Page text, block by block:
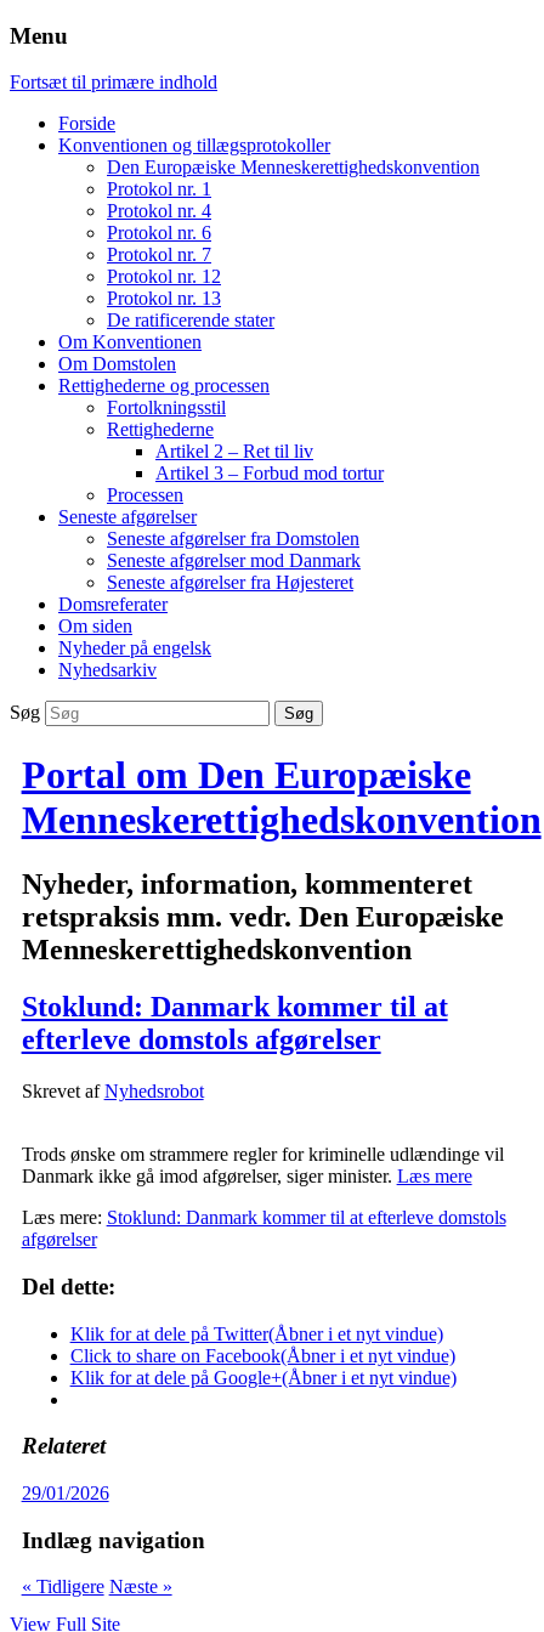
Menu
Fortsæt til primære indhold
Forside
Konventionen og tillægsprotokoller
Den Europæiske Menneskerettighedskonvention
Protokol nr. 1
Protokol nr. 4
Protokol nr. 6
Protokol nr. 7
Protokol nr. 12
Protokol nr. 13
De ratificerende stater
Om Konventionen
Om Domstolen
Rettighederne og processen
Fortolkningsstil
Rettighederne
Artikel 2 – Ret til liv
Artikel 3 – Forbud mod tortur
Processen
Seneste afgørelser
Seneste afgørelser fra Domstolen
Seneste afgørelser mod Danmark
Seneste afgørelser fra Højesteret
Domsreferater
Om siden
Nyheder på engelsk
Nyhedsarkiv
Søg
Portal om Den Europæiske
Menneskerettighedskonvention
Nyheder, information, kommenteret
retspraksis mm. vedr. Den Europæiske
Menneskerettighedskonvention
Stoklund: Danmark kommer til at
efterleve domstols afgørelser
Skrevet afNyhedsrobot
Trods ønske om strammere regler for kriminelle udlændinge vil
Danmark ikke gå imod afgørelser, siger minister. Læs mere
Læs mere: Stoklund: Danmark kommer til at efterleve domstols
afgørelser
Del dette:
Klik for at dele på Twitter(Åbner i et nyt vindue)
Click to share on Facebook(Åbner i et nyt vindue)
Klik for at dele på Google+(Åbner i et nyt vindue)
Relateret
29/01/2026
Indlæg navigation
« Tidligere Næste »
View Full Site